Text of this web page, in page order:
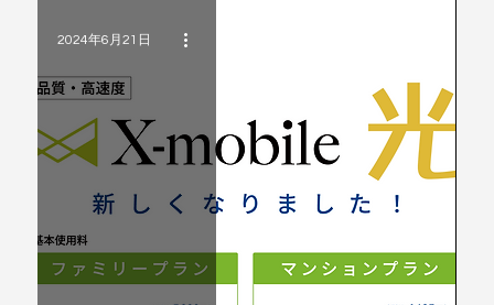
2024年6月21日